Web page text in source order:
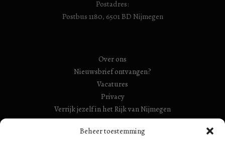
Beheer toestemming
Postadres:
Postbus 1180, 6501 BD Nijmegen
Over ons
Nieuwsbrief ontvangen?
Vacatures
Privacy
Verrijk jezelf in het Rijk van Nijmegen
RSIN Gebroeders Van Limburg Huis (ook: Maelwael van